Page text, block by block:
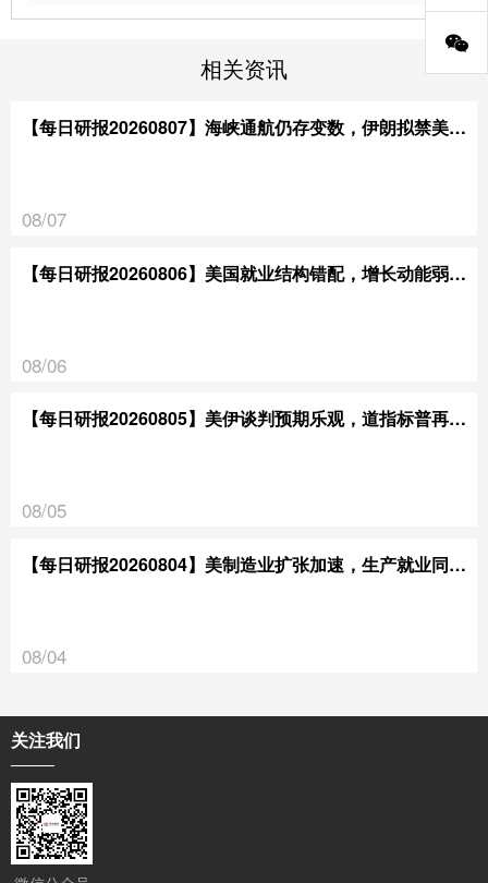
相关资讯
【每日研报20260807】海峡通航仍存变数，伊朗拟禁美以通行
08/07
【每日研报20260806】美国就业结构错配，增长动能弱于预期
08/06
【每日研报20260805】美伊谈判预期乐观，道指标普再创新高
08/05
【每日研报20260804】美制造业扩张加速，生产就业同步走强
08/04
关注我们